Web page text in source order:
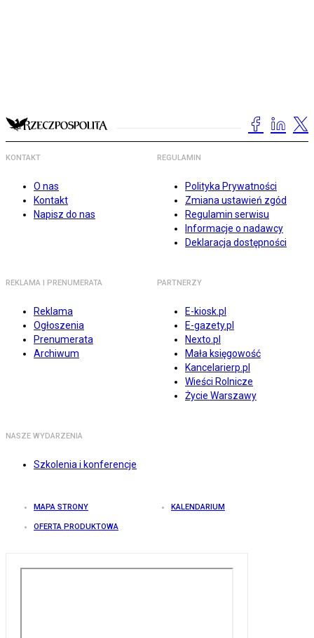
KONTAKT
O nas
Kontakt
Napisz do nas
REGULAMIN
Polityka Prywatności
Zmiana ustawień zgód
Regulamin serwisu
Informacje o nadawcy
Deklaracja dostępności
REKLAMA I PRENUMERATA
Reklama
Ogłoszenia
Prenumerata
Archiwum
PARTNERZY
E-kiosk.pl
E-gazety.pl
Nexto.pl
Mała księgowość
Kancelarierp.pl
Wieści Rolnicze
Życie Warszawy
NASZE WYDARZENIA
Szkolenia i konferencje
MAPA STRONY KALENDARIUM
OFERTA PRODUKTOWA